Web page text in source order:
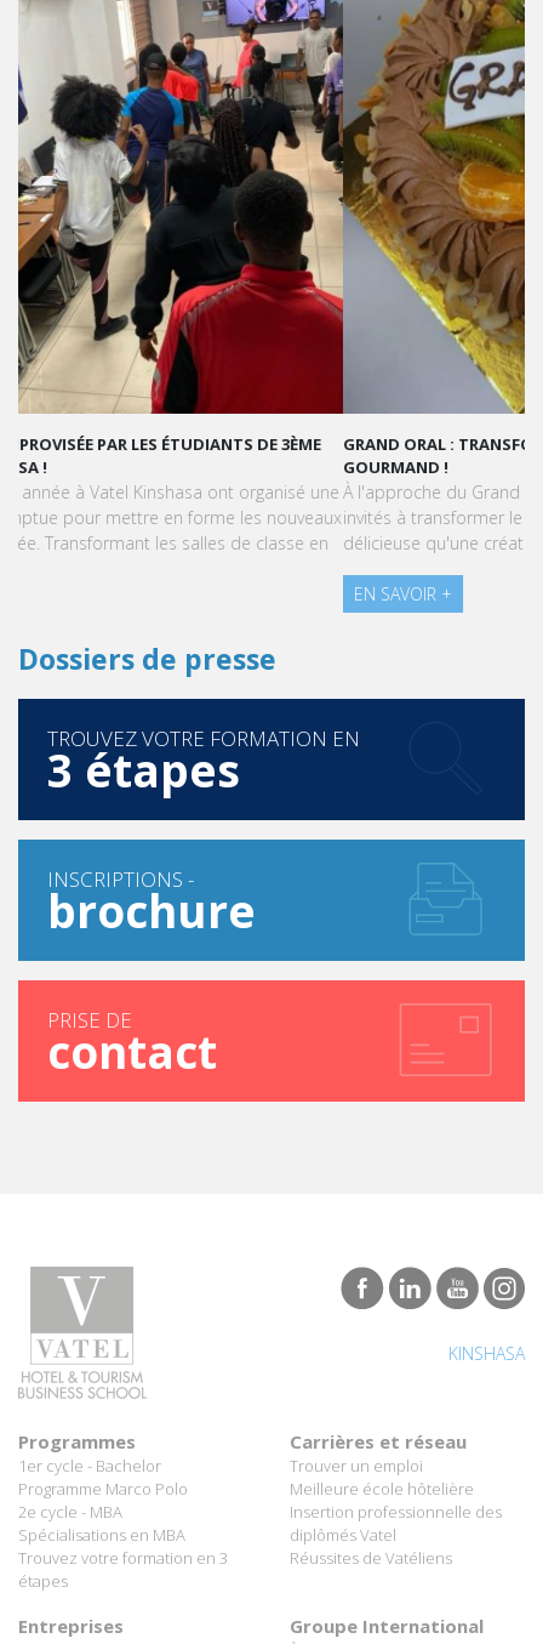
GRAND ORAL : TRANSFORMONS LE STRESS EN SUCCÈS
GOURMAND !
À l'approche du Grand Oral, les étudiants de Vatel Kinshasa sont
invités à transformer le stress en une expérience aussi
délicieuse qu'une création pâtissière.
3 étapes
brochure
contact
1er cycle - Bachelor
Programme Marco Polo
2e cycle - MBA
Spécialisations en MBA
Trouvez votre formation en 3
étapes
Trouver un emploi
Meilleure école hôtelière
Insertion professionnelle des
diplômés Vatel
Réussites de Vatéliens
Partenaires hôteliers
À propos de Vatel